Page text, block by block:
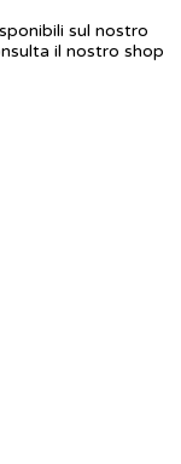
sul nostro
il nostro shop